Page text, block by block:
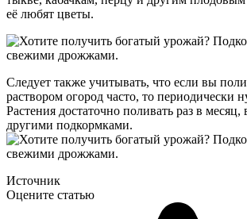
её любят цветы.
Следует также учитывать, что если вы
раствором огород часто, то периодически
Растения достаточно поливать раз в
другими подкормками.
Источник
Оцените статью